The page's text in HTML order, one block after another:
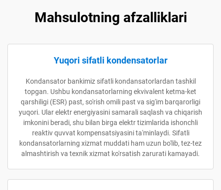
Mahsulotning afzalliklari
Yuqori sifatli kondensatorlar
Kondansator bankimiz sifatli kondansatorlardan tashkil
topgan. Ushbu kondansatorlarning ekvivalent ketma-ket
qarshiligi (ESR) past, so'rish omili past va sig'im barqarorligi
yuqori. Ular elektr energiyasini samarali saqlash va chiqarish
imkonini beradi, shu bilan birga elektr tizimlarida ishonchli
reaktiv quvvat kompensatsiyasini ta'minlaydi. Sifatli
kondansatorlarning xizmat muddati ham uzun bo'lib, tez-tez
almashtirish va texnik xizmat ko'rsatish zarurati kamayadi.